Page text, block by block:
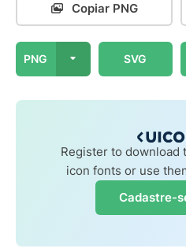
Copiar PNG
PNG SVG
Register to download
icon fonts or use
Cadastre-